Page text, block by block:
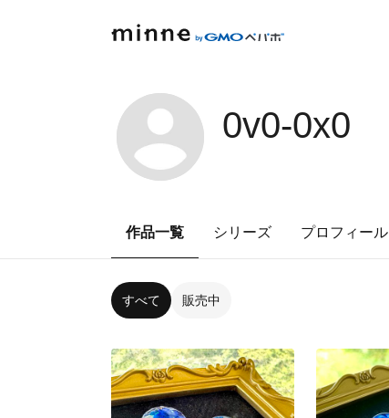
0v0-0x0
作品一覧 シリーズ プロフィール
すべて 販売中